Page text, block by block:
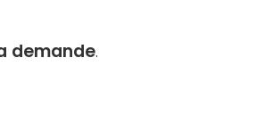
demande.